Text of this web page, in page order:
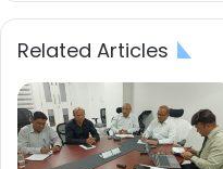
Related Articles